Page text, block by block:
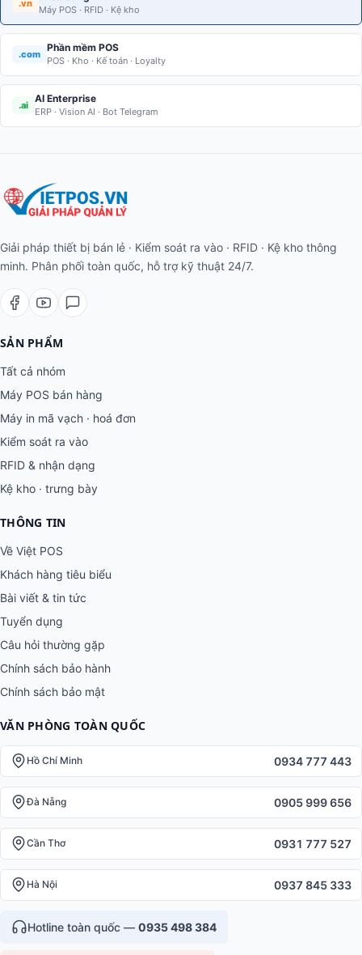
.vn
Máy POS · RFID · Kệ kho
.com
Phần mềm POS
POS · Kho · Kế toán · Loyalty
.ai
AI Enterprise
ERP · Vision AI · Bot Telegram
Giải pháp thiết bị bán lẻ · Kiểm soát ra vào · RFID · Kệ kho thông
minh. Phân phối toàn quốc, hỗ trợ kỹ thuật 24/7.
SẢN PHẨM
Tất cả nhóm
Máy POS bán hàng
Máy in mã vạch · hoá đơn
Kiểm soát ra vào
RFID & nhận dạng
Kệ kho · trưng bày
THÔNG TIN
Về Việt POS
Khách hàng tiêu biểu
Bài viết & tin tức
Tuyển dụng
Câu hỏi thường gặp
Chính sách bảo hành
Chính sách bảo mật
VĂN PHÒNG TOÀN QUỐC
Hồ Chí Minh 0934 777 443
Đà Nẵng 0905 999 656
Cần Thơ 0931 777 527
Hà Nội 0937 845 333
Hotline toàn quốc — 0935 498 384